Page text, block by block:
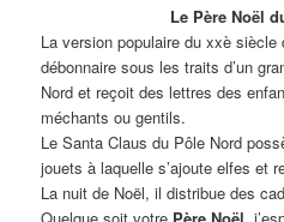
Le Père Noël
La version populaire du xxè siècle
débonnaire sous les traits d’un
Nord et reçoit des lettres des
méchants ou gentils.
Le Santa Claus du Pôle Nord
jouets à laquelle s’ajoute elfes et
La nuit de Noël, il distribue des